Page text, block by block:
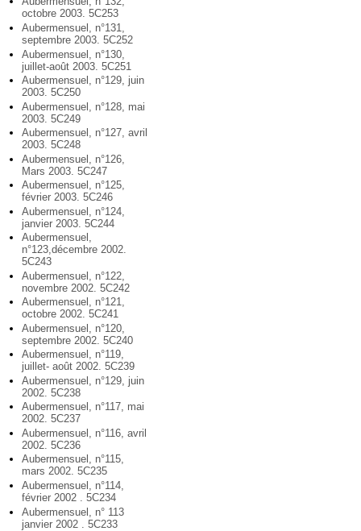
octobre 2003. 5C253
Aubermensuel, n°131,
septembre 2003. 5C252
Aubermensuel, n°130,
juillet-août 2003. 5C251
Aubermensuel, n°129, juin
2003. 5C250
Aubermensuel, n°128, mai
2003. 5C249
Aubermensuel, n°127, avril
2003. 5C248
Aubermensuel, n°126,
Mars 2003. 5C247
Aubermensuel, n°125,
février 2003. 5C246
Aubermensuel, n°124,
janvier 2003. 5C244
Aubermensuel,
n°123,décembre 2002.
5C243
Aubermensuel, n°122,
novembre 2002. 5C242
Aubermensuel, n°121,
octobre 2002. 5C241
Aubermensuel, n°120,
septembre 2002. 5C240
Aubermensuel, n°119,
juillet- août 2002. 5C239
Aubermensuel, n°129, juin
2002. 5C238
Aubermensuel, n°117, mai
2002. 5C237
Aubermensuel, n°116, avril
2002. 5C236
Aubermensuel, n°115,
mars 2002. 5C235
Aubermensuel, n°114,
février 2002 . 5C234
Aubermensuel, n° 113
janvier 2002 . 5C233